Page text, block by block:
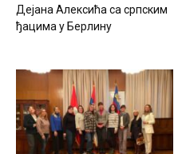
Дејана Алексића са српским
ђацима у Берлину